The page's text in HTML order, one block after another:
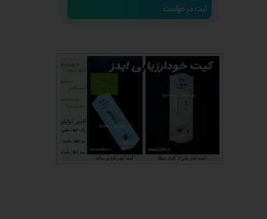
ثبت درخواست